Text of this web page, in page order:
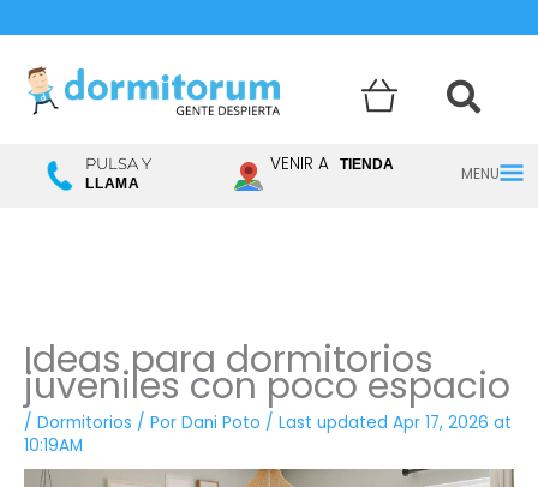
Menú
PULSA Y
LLAMA
VENIR A TIENDA
Ideas para dormitorios
juveniles con poco espacio
/ Dormitorios / Por Dani Poto / Last updated Apr 17, 2026 at
10:19AM